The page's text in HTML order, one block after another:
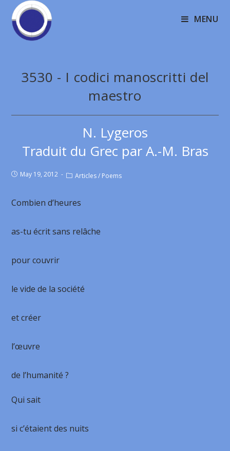
MENU
3530 - I codici manoscritti del
maestro
N. Lygeros
Traduit du Grec par A.-M. Bras
May 19, 2012 Articles / Poems
Combien d’heures
as-tu écrit sans relâche
pour couvrir
le vide de la société
et créer
l’œuvre
de l’humanité ?
Qui sait
si c’étaient des nuits